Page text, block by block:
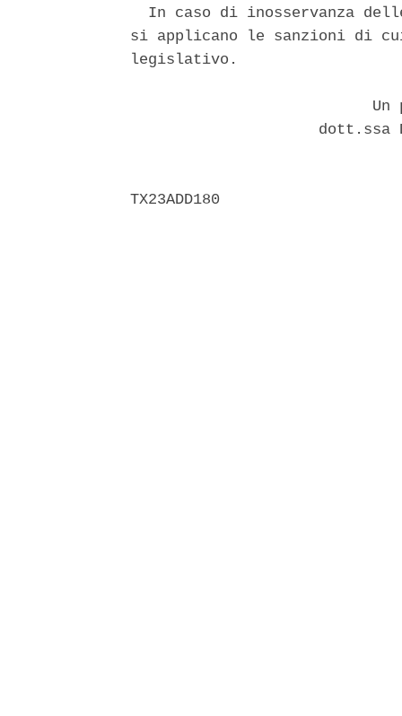
In caso di inosservanza
si applicano le sanzioni di
legislativo.
Un